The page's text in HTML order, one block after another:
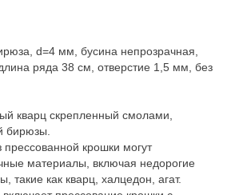
d=4 мм, бусина непрозрачная,
ряда 38 см, отверстие 1,5 мм, без
кварц скрепленный смолами,
бирюзы.
прессованной крошки могут
материалы, включая недорогие
такие как кварц, халцедон, агат.